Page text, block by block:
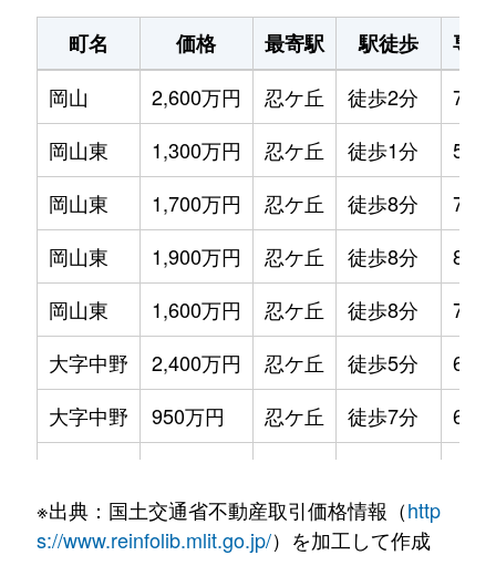
町名 価格 最寄駅 駅徒歩
専
岡山
2,600万円 忍ケ丘 徒歩2分
岡山東
1,300万円 忍ケ丘 徒歩1分
岡山東
1,700万円 忍ケ丘 徒歩8分
岡山東
1,900万円 忍ケ丘 徒歩8分
岡山東
1,600万円 忍ケ丘 徒歩8分
大字中野
2,400万円 忍ケ丘 徒歩5分
大字中野
950万円 忍ケ丘 徒歩7分
西中野
2,300万円 忍ケ丘 徒歩11分
※出典：国土交通省不動産取引価格情報（http
s://www.reinfolib.mlit.go.jp/）を加工して作成